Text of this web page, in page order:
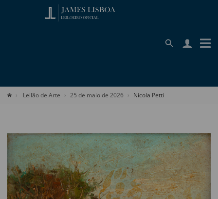
Leilão de Arte 25 de maio de 2026 Nicola Petti